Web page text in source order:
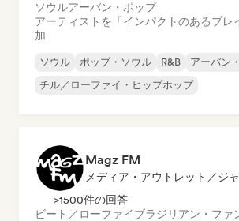
ソウルアーバン・ポップ
アーティストを「インパクトのあるプレ
加
ソウル ポップ・ソウル R&B
アーバン
チル／ローファイ・ヒップホップ
Magz FM
メディア・アウトレット／ジ
>1500件の回答
ビート／ローファイブラジリアン・ファ